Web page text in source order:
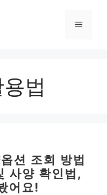
메
법
션 조회 방법
사양 확인법,
어요!